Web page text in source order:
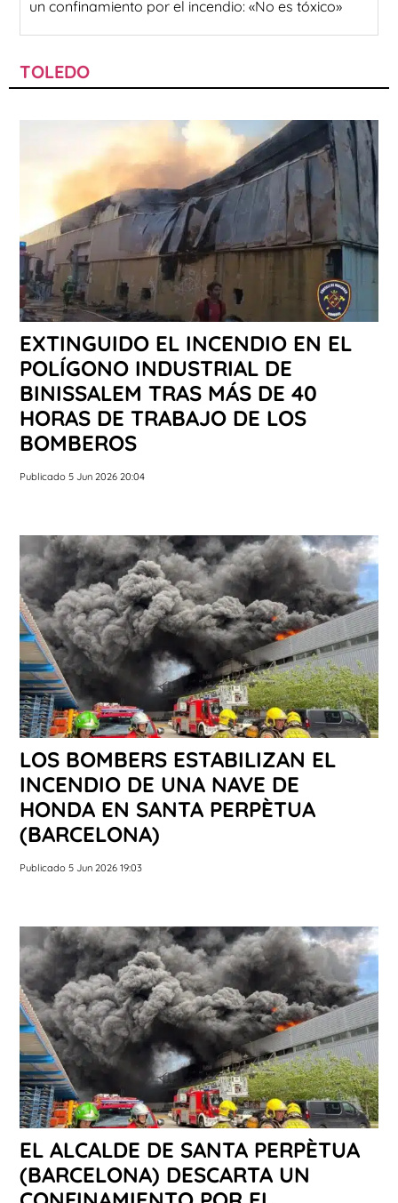
un confinamiento por el incendio: «No es tóxico»
TOLEDO
EXTINGUIDO EL INCENDIO EN EL
POLÍGONO INDUSTRIAL DE
BINISSALEM TRAS MÁS DE 40
HORAS DE TRABAJO DE LOS
BOMBEROS
Publicado 5 Jun 2026 20:04
LOS BOMBERS ESTABILIZAN EL
INCENDIO DE UNA NAVE DE
HONDA EN SANTA PERPÈTUA
(BARCELONA)
Publicado 5 Jun 2026 19:03
EL ALCALDE DE SANTA PERPÈTUA
(BARCELONA) DESCARTA UN